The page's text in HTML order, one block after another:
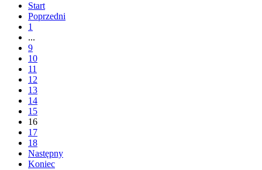
Start
Poprzedni
1
...
9
10
11
12
13
14
15
16
17
18
Następny
Koniec